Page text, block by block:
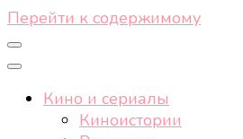
Перейти к содержимому
Кино и сериалы
Киноистории